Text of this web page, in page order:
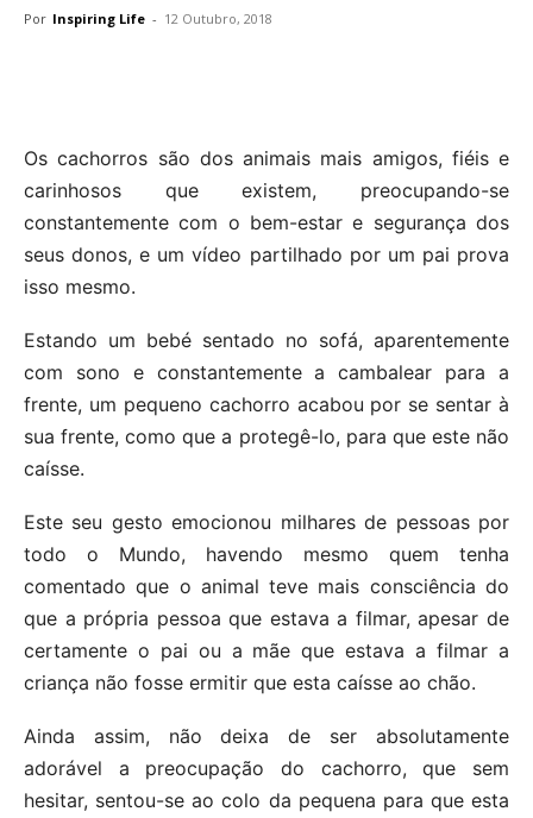
Por Inspiring Life - 12 Outubro, 2018
Os cachorros são dos animais mais amigos, fiéis e
carinhosos que existem, preocupando-se
constantemente com o bem-estar e segurança dos
seus donos, e um vídeo partilhado por um pai prova
isso mesmo.
Estando um bebé sentado no sofá, aparentemente
com sono e constantemente a cambalear para a
frente, um pequeno cachorro acabou por se sentar à
sua frente, como que a protegê-lo, para que este não
caísse.
Este seu gesto emocionou milhares de pessoas por
todo o Mundo, havendo mesmo quem tenha
comentado que o animal teve mais consciência do
que a própria pessoa que estava a filmar, apesar de
certamente o pai ou a mãe que estava a filmar a
criança não fosse ermitir que esta caísse ao chão.
Ainda assim, não deixa de ser absolutamente
adorável a preocupação do cachorro, que sem
hesitar, sentou-se ao colo da pequena para que esta